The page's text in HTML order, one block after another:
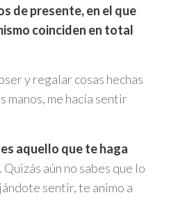
de presente, en el que
coinciden en total
y regalar cosas hechas
manos, me hacía sentir
aquello que te haga
. Quizás aún no sabes que lo
sentir, te animo a